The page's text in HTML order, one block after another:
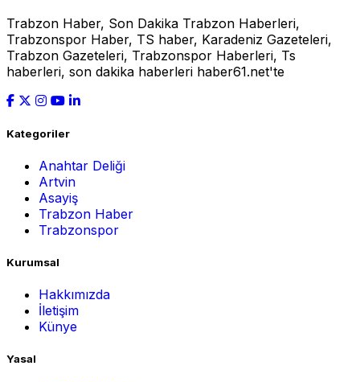
Trabzon Haber, Son Dakika Trabzon Haberleri,
Trabzonspor Haber, TS haber, Karadeniz Gazeteleri,
Trabzon Gazeteleri, Trabzonspor Haberleri, Ts
haberleri, son dakika haberleri haber61.net'te
Kategoriler
Anahtar Deliği
Artvin
Asayiş
Trabzon Haber
Trabzonspor
Kurumsal
Hakkımızda
İletişim
Künye
Yasal